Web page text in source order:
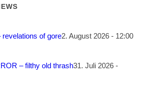
of gore2. August 2026 - 12:00
– filthy old thrash31. Juli 2026 -